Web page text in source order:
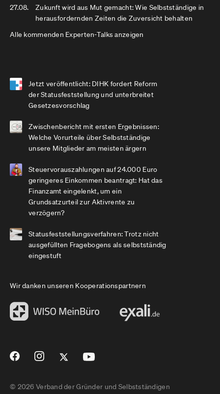
27.08.
Zukunft wird aus Mut gemacht: Wie Selbstständige in
herausfordernden Zeiten die Zuversicht behalten
Alle kommenden Experten-Talks anzeigen
Jetzt veröffentlicht: DIHK fordert Reform
der Statusfeststellung und unterbreitet
Gesetzesvorschlag
Zwischenbericht mit ersten Ergebnissen:
Welche Vorurteile über Selbstständige
unsere Mitglieder am meisten ärgern
Steuervorauszahlungen auf 24.000 Euro
geringeres Einkommen beantragt: Hat das
Finanzamt eingelenkt, um ein
Grundsatzurteil zur Aktivrente zu
verzögern?
Statusfeststellungsverfahren: Trotz nicht
ausgefüllten Fragebogens als selbstständig
eingestuft
Wir danken unseren Kooperationspartnern
© 2026 Verband der Gründer und Selbstständigen